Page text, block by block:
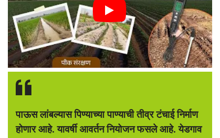
पाऊस लांबल्यास पिण्याच्या पाण्याची तीव्र टंचाई निर्माण
होणार आहे. यावर्षी आवर्तन नियोजन फसले आहे. येडगाव